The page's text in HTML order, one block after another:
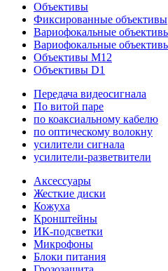
Объективы
Фиксированные объективы
Вариофокальные
Вариофокальные
Объективы M12
Объективы D1
Передача видеосигнала
По витой паре
по коаксиальному кабелю
по оптическому волокну
усилители сигнала
усилители-разветвители
Аксессуары
Жесткие диски
Кожуха
Кронштейны
ИК-подсветки
Микрофоны
Блоки питания